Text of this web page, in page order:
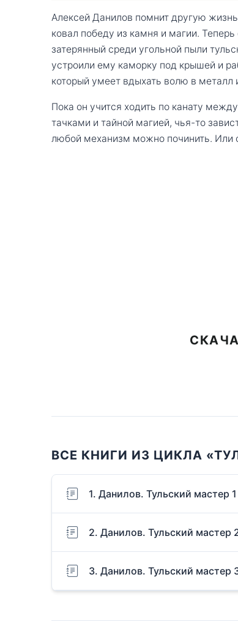
Алексей Данилов помнит другую
ковал победу из камня и магии.
затерянный среди угольной пыли
устроили ему каморку под крышей и
который умеет вдыхать волю в металл
Пока он учится ходить по канату
тачками и тайной магией, чья-то
любой механизм можно починить. Или
ВСЕ КНИГИ ИЗ ЦИКЛА
1. Данилов. Тульский мастер 1
2. Данилов. Тульский мастер
3. Данилов. Тульский мастер